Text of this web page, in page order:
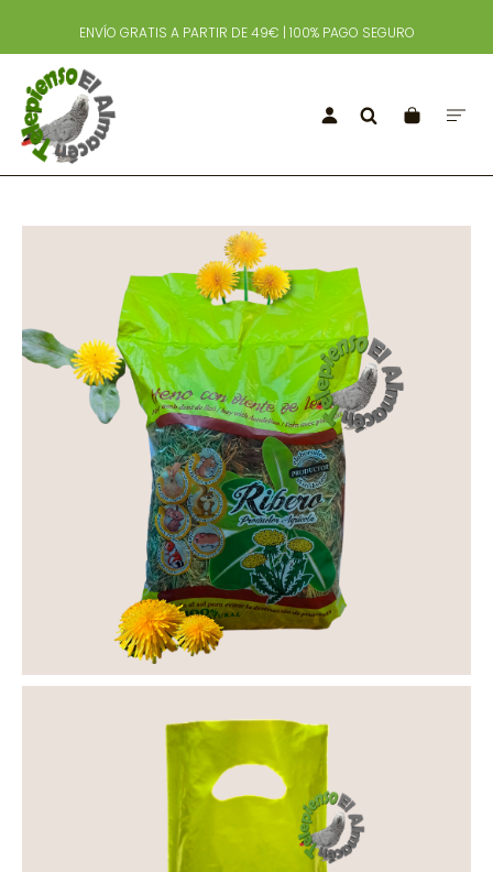
ENVÍO GRATIS A PARTIR DE 49€ | 100% PAGO SEGURO